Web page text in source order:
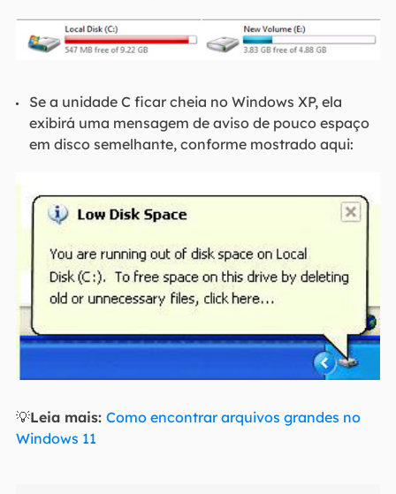
Se a unidade C ficar cheia no Windows XP, ela
exibirá uma mensagem de aviso de pouco espaço
em disco semelhante, conforme mostrado aqui:
💡Leia mais: Como encontrar arquivos grandes no
Windows 11